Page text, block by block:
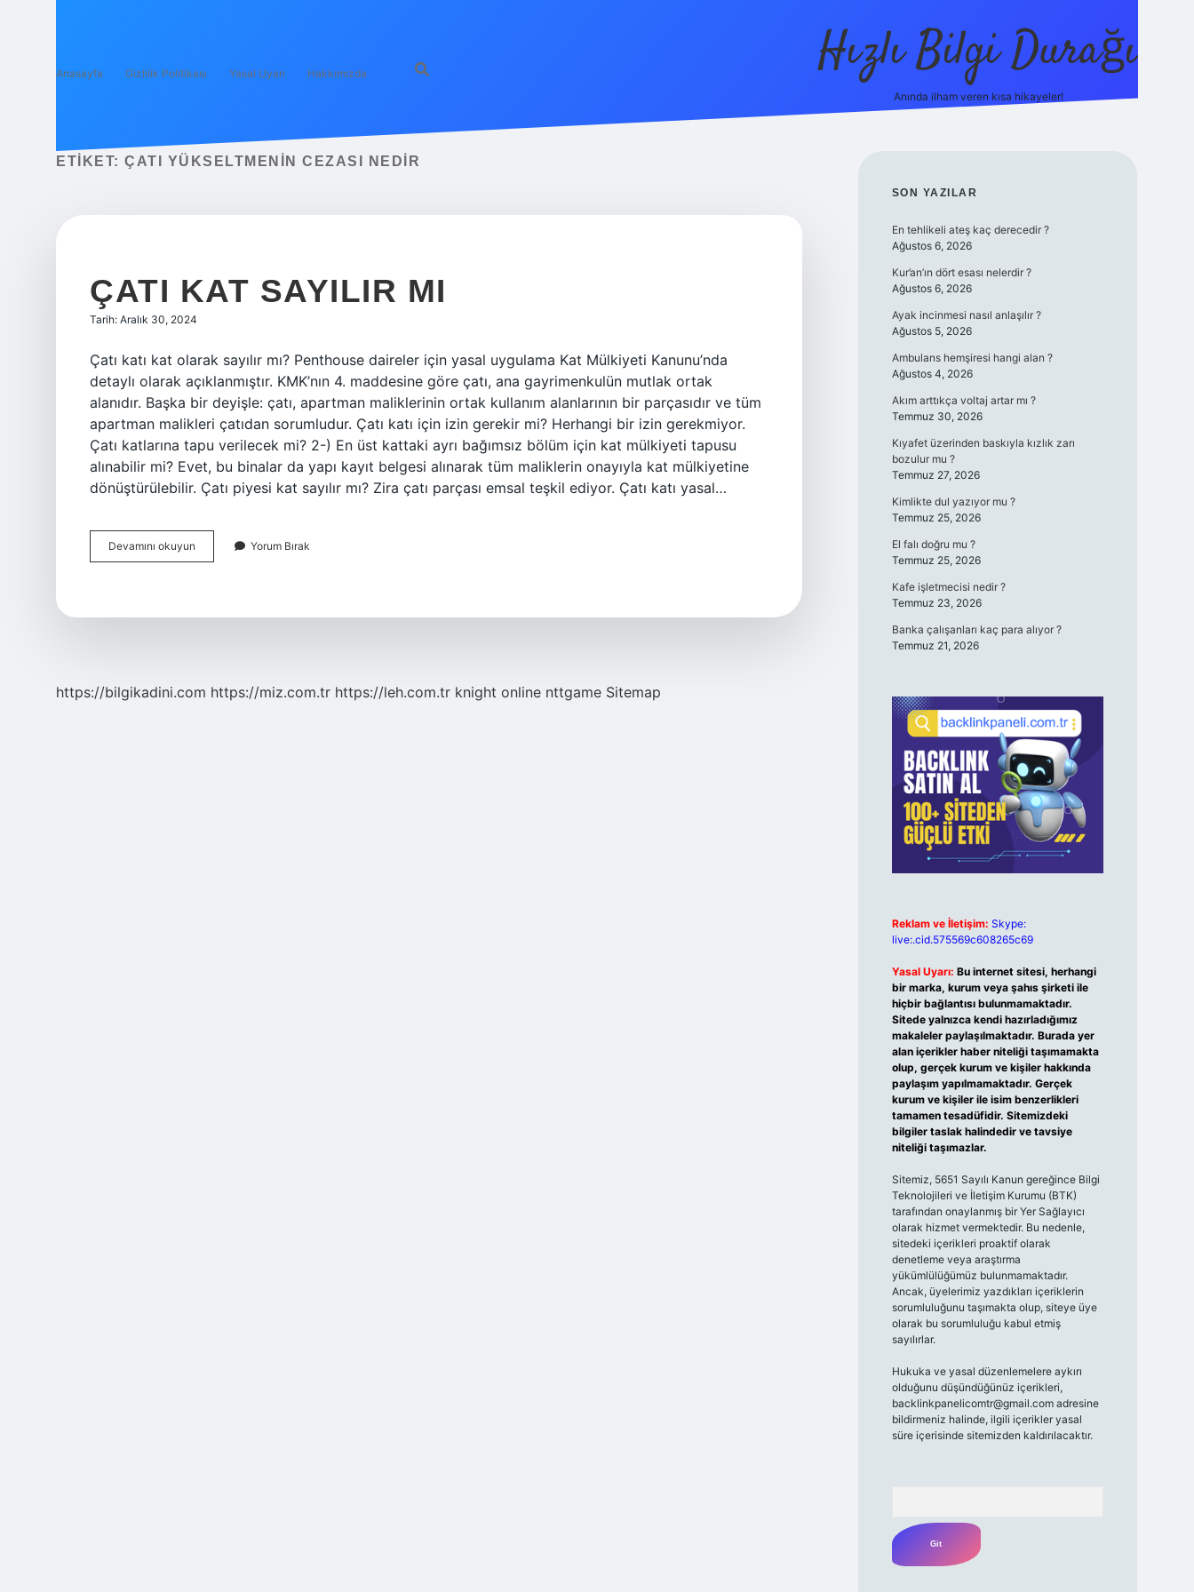
Anasayfa Gizlilik Politikası Yasal Uyarı Hakkımızda Hızlı Bilgi Durağı
Anında ilham veren kısa hikayeler!
ETIKET: ÇATI YÜKSELTMENIN CEZASI NEDIR
ÇATI KAT SAYILIR MI
Tarih: Aralık 30, 2024
Çatı katı kat olarak sayılır mı? Penthouse daireler için yasal uygulama Kat Mülkiyeti Kanunu’nda
detaylı olarak açıklanmıştır. KMK’nın 4. maddesine göre çatı, ana gayrimenkulün mutlak ortak
alanıdır. Başka bir deyişle: çatı, apartman maliklerinin ortak kullanım alanlarının bir parçasıdır ve tüm
apartman malikleri çatıdan sorumludur. Çatı katı için izin gerekir mi? Herhangi bir izin gerekmiyor.
Çatı katlarına tapu verilecek mi? 2-) En üst kattaki ayrı bağımsız bölüm için kat mülkiyeti tapusu
alınabilir mi? Evet, bu binalar da yapı kayıt belgesi alınarak tüm maliklerin onayıyla kat mülkiyetine
dönüştürülebilir. Çatı piyesi kat sayılır mı? Zira çatı parçası emsal teşkil ediyor. Çatı katı yasal…
Devamını okuyun
Kat
Yorum Bırak
https://bilgikadini.com https://miz.com.tr https://leh.com.tr knight online nttgame Sitemap
SIDEBAR
SON YAZILAR
En tehlikeli ateş kaç derecedir ?
Ağustos 6, 2026
Kur’an’ın dört esası nelerdir ?
Ağustos 6, 2026
Ayak incinmesi nasıl anlaşılır ?
Ağustos 5, 2026
Ambulans hemşiresi hangi alan ?
Ağustos 4, 2026
Akım arttıkça voltaj artar mı ?
Temmuz 30, 2026
Kıyafet üzerinden baskıyla kızlık zarı
bozulur mu ?
Temmuz 27, 2026
Kimlikte dul yazıyor mu ?
Temmuz 25, 2026
El falı doğru mu ?
Temmuz 25, 2026
Kafe işletmecisi nedir ?
Temmuz 23, 2026
Banka çalışanları kaç para alıyor ?
Temmuz 21, 2026
Reklam ve İletişim: Skype:
live:.cid.575569c608265c69
Yasal Uyarı: Bu internet sitesi, herhangi
bir marka, kurum veya şahıs şirketi ile
hiçbir bağlantısı bulunmamaktadır.
Sitede yalnızca kendi hazırladığımız
makaleler paylaşılmaktadır. Burada yer
alan içerikler haber niteliği taşımamakta
olup, gerçek kurum ve kişiler hakkında
paylaşım yapılmamaktadır. Gerçek
kurum ve kişiler ile isim benzerlikleri
tamamen tesadüfidir. Sitemizdeki
bilgiler taslak halindedir ve tavsiye
niteliği taşımazlar.
Sitemiz, 5651 Sayılı Kanun gereğince Bilgi
Teknolojileri ve İletişim Kurumu (BTK)
tarafından onaylanmış bir Yer Sağlayıcı
olarak hizmet vermektedir. Bu nedenle,
sitedeki içerikleri proaktif olarak
denetleme veya araştırma
yükümlülüğümüz bulunmamaktadır.
Ancak, üyelerimiz yazdıkları içeriklerin
sorumluluğunu taşımakta olup, siteye üye
olarak bu sorumluluğu kabul etmiş
sayılırlar.
Hukuka ve yasal düzenlemelere aykırı
olduğunu düşündüğünüz içerikleri,
backlinkpanelicomtr@gmail.comadresine
bildirmeniz halinde, ilgili içerikler yasal
süre içerisinde sitemizden kaldırılacaktır.